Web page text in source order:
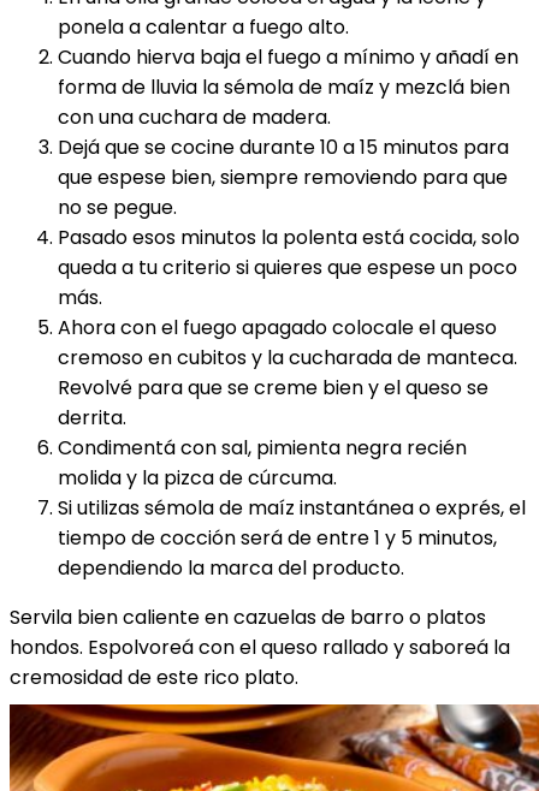
ponela a calentar a fuego alto.
Cuando hierva baja el fuego a mínimo y añadí en
forma de lluvia la sémola de maíz y mezclá bien
con una cuchara de madera.
Dejá que se cocine durante 10 a 15 minutos para
que espese bien, siempre removiendo para que
no se pegue.
Pasado esos minutos la polenta está cocida, solo
queda a tu criterio si quieres que espese un poco
más.
Ahora con el fuego apagado colocale el queso
cremoso en cubitos y la cucharada de manteca.
Revolvé para que se creme bien y el queso se
derrita.
Condimentá con sal, pimienta negra recién
molida y la pizca de cúrcuma.
Si utilizas sémola de maíz instantánea o exprés, el
tiempo de cocción será de entre 1 y 5 minutos,
dependiendo la marca del producto.
Servila bien caliente en cazuelas de barro o platos
hondos. Espolvoreá con el queso rallado y saboreá la
cremosidad de este rico plato.